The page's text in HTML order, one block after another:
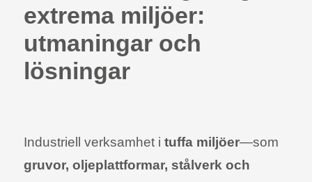
extrema miljöer:
utmaningar och
lösningar
Industriell verksamhet i tuffa miljöer—som
gruvor, oljeplattformar, stålverk och